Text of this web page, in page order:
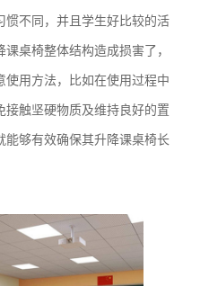
惯不同，并且学生好比较的活
桌椅整体结构造成损害了，
使用方法，比如在使用过程中
触坚硬物质及维持良好的置
能够有效确保其升降课桌椅长